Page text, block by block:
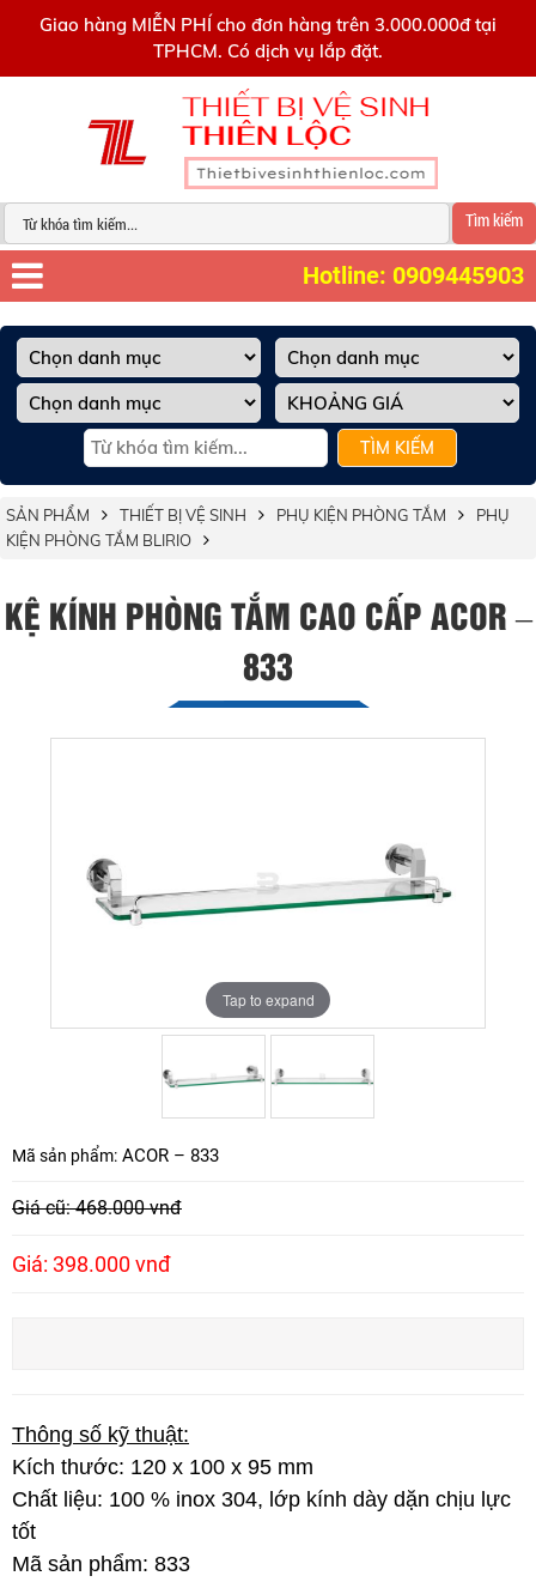
Giao hàng MIỄN PHÍ cho đơn hàng trên 3.000.000đ tại
TPHCM. Có dịch vụ lắp đặt.
Tìm kiếm
Hotline: 0909445903
TÌM KIẾM
SẢN PHẨM THIẾT BỊ VỆ SINH PHỤ KIỆN PHÒNG TẮM
PHỤ
KIỆN PHÒNG TẮM BLIRIO
KỆ KÍNH PHÒNG TẮM CAO CẤP ACOR –
833
Tap to expand
Tap to expand
Mã sản phẩm: ACOR – 833
Giá cũ: 468.000 vnđ
Giá: 398.000 vnđ
Thông số kỹ thuật:
Kích thước: 120 x 100 x 95 mm
Chất liệu: 100 % inox 304, lớp kính dày dặn chịu lực
tốt
Mã sản phẩm: 833
0909445903